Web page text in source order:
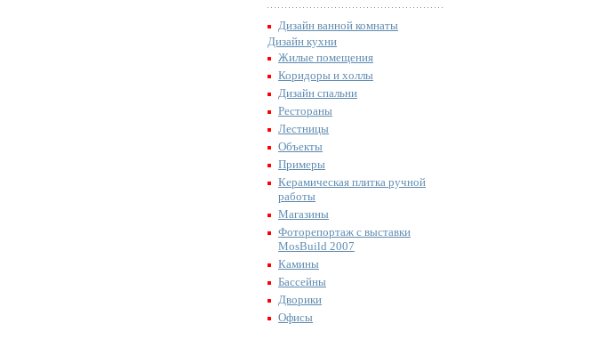
Дизайн ванной комнаты
Дизайн кухни
Жилые помещения
Коридоры и холлы
Дизайн спальни
Рестораны
Лестницы
Объекты
Примеры
Керамическая плитка ручной
работы
Магазины
Фоторепортаж с выставки
MosBuild 2007
Камины
Бассейны
Дворики
Офисы